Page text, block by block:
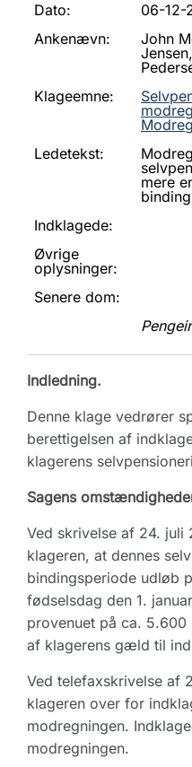
Dato:
06-12-
Ankenævn:
John
Klageemne:
Ledetekst:
mere
Indklagede:
Øvrige
oplysninger:
Senere dom:
Indledning.
Denne klage vedrører
berettigelsen af
klagerens
Sagens
Ved skrivelse af 24. juli
klageren, at dennes
bindingsperiode udløb
fødselsdag den 1.
provenuet på ca.
af klagerens gæld til
Ved telefaxskrivelse af
klageren over for
modregningen.
modregningen.